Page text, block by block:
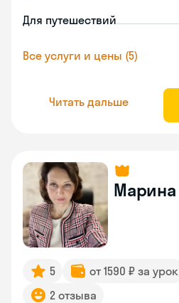
Для путешествий
Все услуги и цены (5)
Читать дальше
Марина
5 от 1590 ₽ за урок
2 отзыва